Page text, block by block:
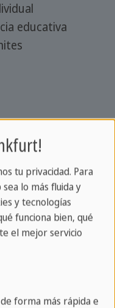
educativa
tu privacidad. Para
lo más fluida y
y tecnologías
funciona bien, qué
el mejor servicio
forma más rápida e